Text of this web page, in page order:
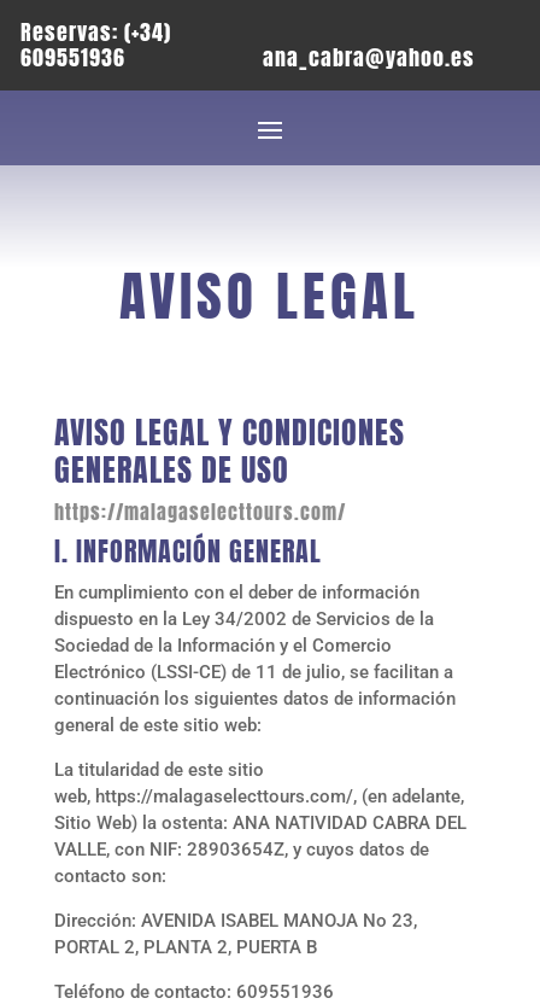
Reservas: (+34)
609551936 ana_cabra@yahoo.es
AVISO LEGAL
AVISO LEGAL Y CONDICIONES
GENERALES DE USO
https://malagaselecttours.com/
I. INFORMACIÓN GENERAL
En cumplimiento con el deber de información
dispuesto en la Ley 34/2002 de Servicios de la
Sociedad de la Información y el Comercio
Electrónico (LSSI-CE) de 11 de julio, se facilitan a
continuación los siguientes datos de información
general de este sitio web:
La titularidad de este sitio
web, https://malagaselecttours.com/, (en adelante,
Sitio Web) la ostenta: ANA NATIVIDAD CABRA DEL
VALLE, con NIF: 28903654Z, y cuyos datos de
contacto son:
Dirección: AVENIDA ISABEL MANOJA No 23,
PORTAL 2, PLANTA 2, PUERTA B
Teléfono de contacto: 609551936